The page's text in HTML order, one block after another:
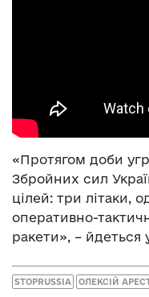
«Протягом доби
Збройних сил
цілей: три літаки,
оперативно-
ракети», – йдеться
STOPRUSSIA ОЛЕКСІЙ